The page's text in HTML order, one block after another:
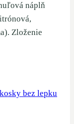
náplň
Zloženie